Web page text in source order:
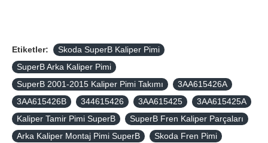
Etiketler:
Skoda SuperB Kaliper Pimi
SuperB Arka Kaliper Pimi
SuperB 2001-2015 Kaliper Pimi Takımı
3AA615426A
3AA615426B
344615426 3AA615425
3AA615425A
Kaliper Tamir Pimi SuperB
SuperB Fren Kaliper Parçaları
Arka Kaliper Montaj Pimi SuperB
Skoda Fren Pimi